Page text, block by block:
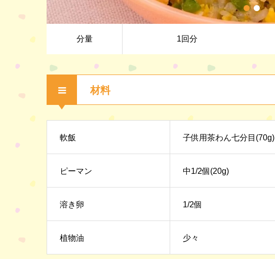
分量 1回分
材料
軟飯 子供用茶わん七分目(70g)
ピーマン 中1/2個(20g)
溶き卵 1/2個
植物油 少々